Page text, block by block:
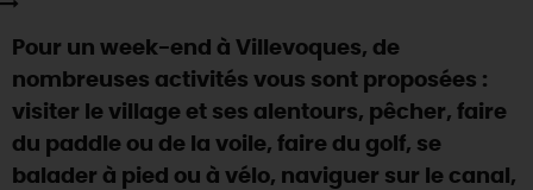
TOUTES LES ACTIVITÉS
Vins et vignobles
Chic,une aire de pique-nique
Par ici lesguinguettes
Que rapporter du Loiret ?
La Route desMétiers d'Art
(re)Découvrir les coulisses de la Faïencerie de
Expérimenterles parcours Baludik🕵️
INFOS &
RÉSERVER MAINTENANT
Pour un week-end à Villevoques, de
nombreuses activités vous sont proposées :
visiter le village et ses alentours, pêcher, faire
du paddle ou de la voile, faire du golf, se
balader à pied ou à vélo, naviguer sur le canal,